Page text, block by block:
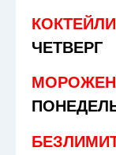
КОКТЕЙЛИ
ЧЕТВЕРГ